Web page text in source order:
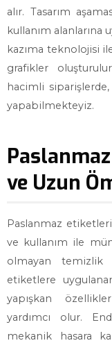
alır. Tasarım
kullanım alanlarına
kazıma teknolojisi ile
grafikler
hacimli
yapabilmekteyiz.
ve Uzun
Paslanmaz
ve kullanım ile
olmayan temizlik
etiketlere
yapışkan
yardımcı olur.
mekanik hasara